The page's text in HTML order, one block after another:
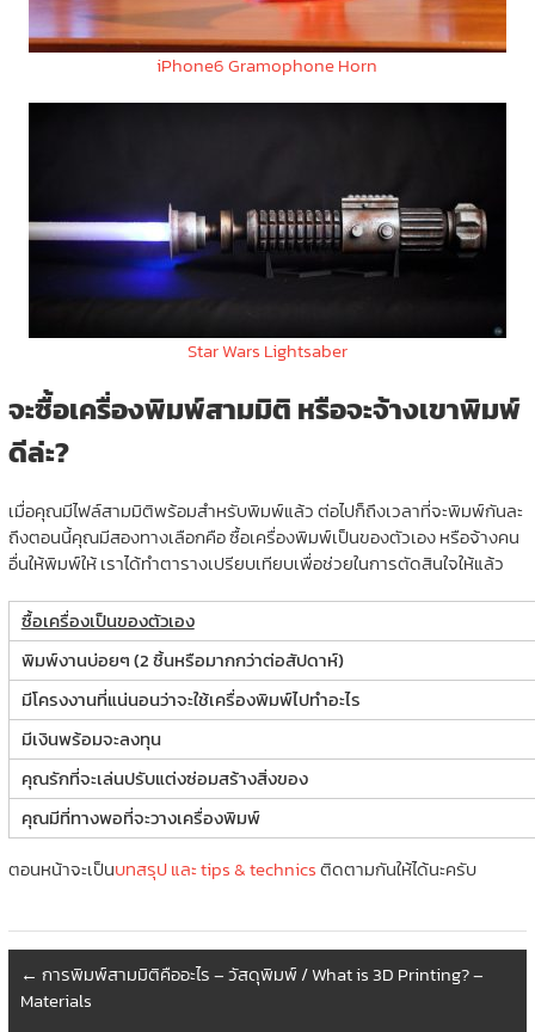
iPhone6 Gramophone Horn
Star Wars Lightsaber
จะซื้อเครื่องพิมพ์สามมิติ หรือจะจ้างเขาพิมพ์
ดีล่ะ?
เมื่อคุณมีไฟล์สามมิติพร้อมสำหรับพิมพ์แล้ว ต่อไปก็ถึงเวลาที่จะพิมพ์กันละ
ถึงตอนนี้คุณมีสองทางเลือกคือ ซื้อเครื่องพิมพ์เป็นของตัวเอง หรือจ้างคน
อื่นให้พิมพ์ให้ เราได้ทำตารางเปรียบเทียบเพื่อช่วยในการตัดสินใจให้แล้ว
ซื้อเครื่องเป็นของตัวเอง
พิมพ์งานบ่อยๆ (2 ชิ้นหรือมากกว่าต่อสัปดาห์)
มีโครงงานที่แน่นอนว่าจะใช้เครื่องพิมพ์ไปทำอะไร
มีเงินพร้อมจะลงทุน
คุณรักที่จะเล่นปรับแต่งซ่อมสร้างสิ่งของ
คุณมีที่ทางพอที่จะวางเครื่องพิมพ์
ตอนหน้าจะเป็นบทสรุป และ tips & technicsติดตามกันให้ได้นะครับ
← การพิมพ์สามมิติคืออะไร – วัสดุพิมพ์ / What is 3D Printing? –
Materials